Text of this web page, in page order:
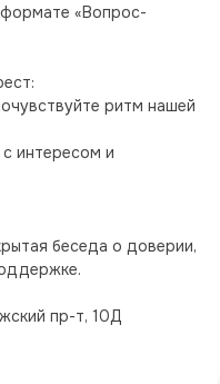
«Вопрос-
ритм нашей
интересом и
беседа о доверии,
пр-т, 10Д